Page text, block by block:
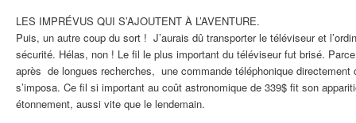
LES IMPRÉVUS QUI S’AJOUTENT À L’AVENTURE.
Puis, un autre coup du sort ! J’aurais dû transporter le téléviseur et
sécurité. Hélas, non ! Le fil le plus important du téléviseur fut brisé.
après de longues recherches, une commande téléphonique directement
s’imposa. Ce fil si important au coût astronomique de 339$ fit son
étonnement, aussi vite que le lendemain.